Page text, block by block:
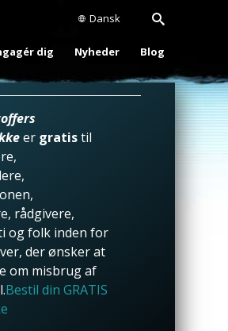
Dansk
dig Nyheder Blog
er gratistil
rådgivere,
og folk inden for
der ønsker at
om misbrug af
Bestil din GRATIS